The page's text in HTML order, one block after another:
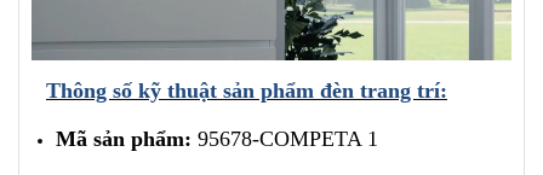
Thông số kỹ thuật sản phẩm đèn trang trí:
Mã sản phẩm: 95678-COMPETA 1